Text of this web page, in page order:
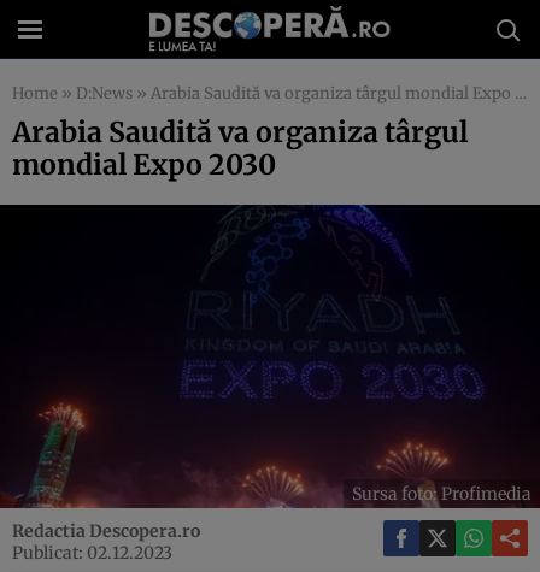
Home » D:News » Arabia Saudită va organiza târgul mondial Expo 2030
Arabia Saudită va organiza târgul
mondial Expo 2030
Sursa foto: Profimedia
Redactia Descopera.ro
Publicat: 02.12.2023